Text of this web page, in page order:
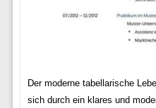
Der moderne tabellarische
sich durch ein klares und